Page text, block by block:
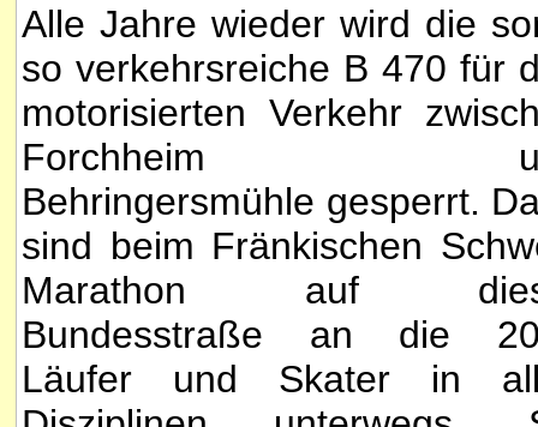
Alle Jahre wieder wird die
so verkehrsreiche B 470 für
motorisierten Verkehr
Forchheim
Behringersmühle gesperrt.
sind beim Fränkischen
Marathon auf
Bundesstraße an die
Läufer und Skater in